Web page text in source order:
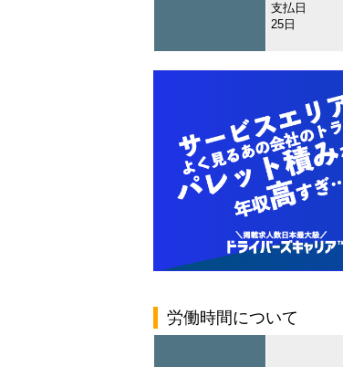
支払日
25日
労働時間について